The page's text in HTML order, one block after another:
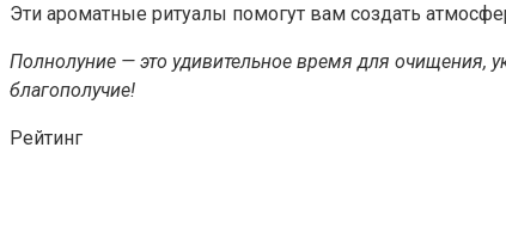
Эти ароматные ритуалы помогут вам создать
Полнолуние — это удивительное время для очищения,
благополучие!
Рейтинг